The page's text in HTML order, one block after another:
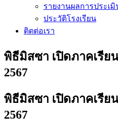
รายงานผลการประเ
ประวัติโรงเรียน
ติดต่อเรา
พิธีมิสซา เปิดภาคเรีย
2567
พิธีมิสซา เปิดภาคเรีย
2567